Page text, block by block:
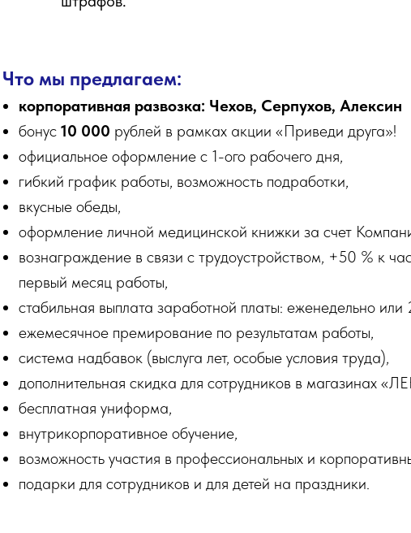
Что мы предлагаем:
корпоративная развозка: Чехов, Серпухов, Алексин
бонус 10 000 рублей в рамках акции «Приведи друга»!
официальное оформление с 1-ого рабочего дня,
гибкий график работы, возможность подработки,
вкусные обеды,
оформление личной медицинской книжки за счет
вознаграждение в связи с трудоустройством, +50 % к
первый месяц работы,
стабильная выплата заработной платы: еженедельно
ежемесячное премирование по результатам работы,
система надбавок (выслуга лет, особые условия труда),
дополнительная скидка для сотрудников в магазинах
бесплатная униформа,
внутрикорпоративное обучение,
возможность участия в профессиональных и
подарки для сотрудников и для детей на праздники.